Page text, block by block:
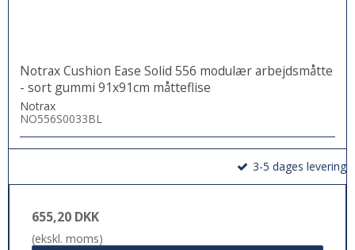
Notrax Cushion Ease Solid 556 modulær arbejdsmåtte
- sort gummi 91x91cm måtteflise
Notrax
NO556S0033BL
3-5 dages levering
655,20 DKK
(ekskl. moms)